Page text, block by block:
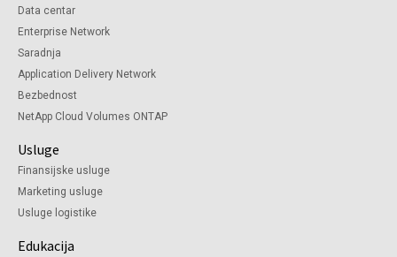
Data centar
Enterprise Network
Saradnja
Application Delivery Network
Bezbednost
NetApp Cloud Volumes ONTAP
Usluge
Finansijske usluge
Marketing usluge
Usluge logistike
Edukacija